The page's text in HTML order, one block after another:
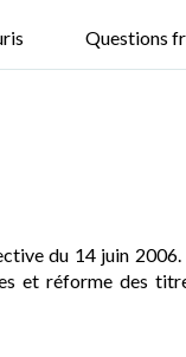
Questions
du 14 juin
et réforme des